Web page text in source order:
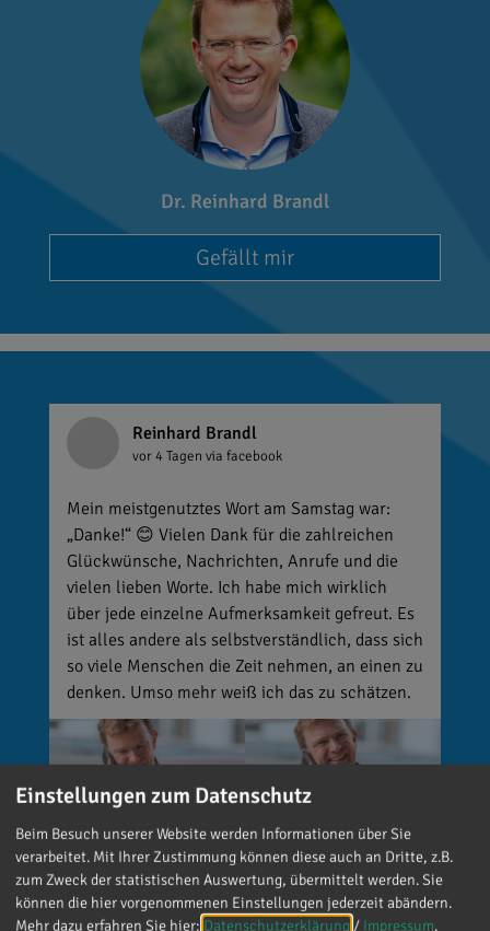
Dr. Reinhard Brandl
Gefällt mir
Reinhard Brandl
vor 4 Tagen via facebook
Mein meistgenutztes Wort am Samstag war:
„Danke!“ 😊 Vielen Dank für die zahlreichen
Glückwünsche, Nachrichten, Anrufe und die
vielen lieben Worte. Ich habe mich wirklich
über jede einzelne Aufmerksamkeit gefreut. Es
ist alles andere als selbstverständlich, dass sich
so viele Menschen die Zeit nehmen, an einen zu
denken. Umso mehr weiß ich das zu schätzen.
Einstellungen zum Datenschutz
Beim Besuch unserer Website werden Informationen über Sie
verarbeitet. Mit Ihrer Zustimmung können diese auch an Dritte, z.B.
zum Zweck der statistischen Auswertung, übermittelt werden. Sie
können die hier vorgenommenen Einstellungen jederzeit abändern.
Mehr dazu erfahren Sie hier: Datenschutzerklärung / Impressum.